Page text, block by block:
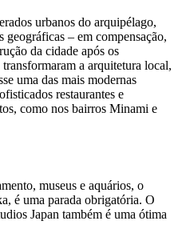
urbanos do arquipélago,
geográficas – em compensação,
da cidade após os
a arquitetura local,
uma das mais modernas
restaurantes e
como nos bairros Minami e
museus e aquários, o
é uma parada obrigatória. O
Japan também é uma ótima